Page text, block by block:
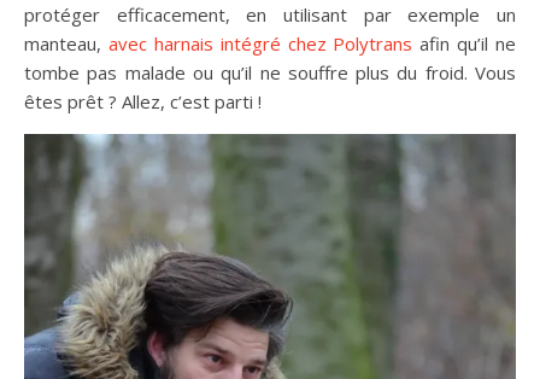
protéger efficacement, en utilisant par exemple un
manteau, avec harnais intégré chez Polytrans afin qu’il ne
tombe pas malade ou qu’il ne souffre plus du froid. Vous
êtes prêt ? Allez, c’est parti !